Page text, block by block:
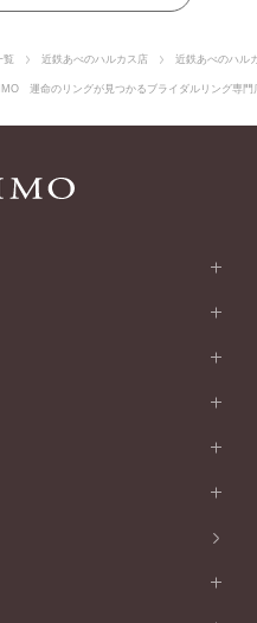
覧 近鉄あべのハルカス店 近鉄あべのハル
運命のリングが見つかるブライダルリング専